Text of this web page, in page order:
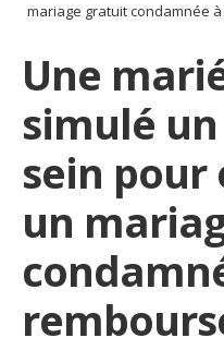
mariage gratuit condamnée
Une
simulé
sein pour
un